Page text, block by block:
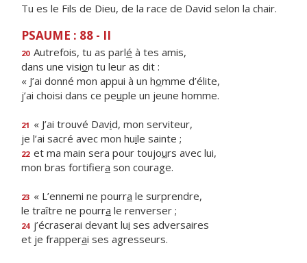
Tu es le Fils de Dieu, de la race de David selon la chair.
PSAUME : 88 - II
20 Autrefois, tu as parlé à tes amis,
dans une vision tu leur as dit :
« J’ai donné mon appui à un homme d’élite,
j’ai choisi dans ce peuple un jeune homme.
21 « J’ai trouvé David, mon serviteur,
je l’ai sacré avec mon huile sainte ;
22 et ma main sera pour toujours avec lui,
mon bras fortifiera son courage.
23 « L’ennemi ne pourra le surprendre,
le traître ne pourra le renverser ;
24 j’écraserai devant lui ses adversaires
et je frapperai ses agresseurs.